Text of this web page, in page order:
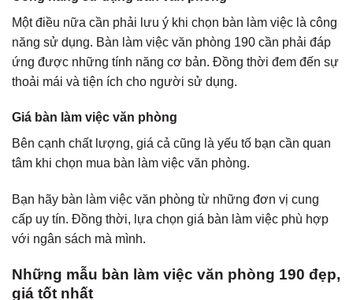
Một điều nữa cần phải lưu ý khi chọn bàn làm việc là công
năng sử dụng. Bàn làm việc văn phòng 190 cần phải đáp
ứng được những tính năng cơ bản. Đồng thời đem đến sự
thoải mái và tiện ích cho người sử dụng.
Giá bàn làm việc văn phòng
Bên cạnh chất lượng, giá cả cũng là yếu tố bạn cần quan
tâm khi chọn mua bàn làm việc văn phòng.
Bạn hãy bàn làm việc văn phòng từ những đơn vị cung
cấp uy tín. Đồng thời, lựa chọn giá bàn làm việc phù hợp
với ngân sách mà mình.
Những mẫu bàn làm việc văn phòng 190 đẹp,
giá tốt nhất